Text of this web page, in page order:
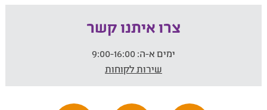
צרו איתנו קשר
ימים א-ה:
שירות לקוחות